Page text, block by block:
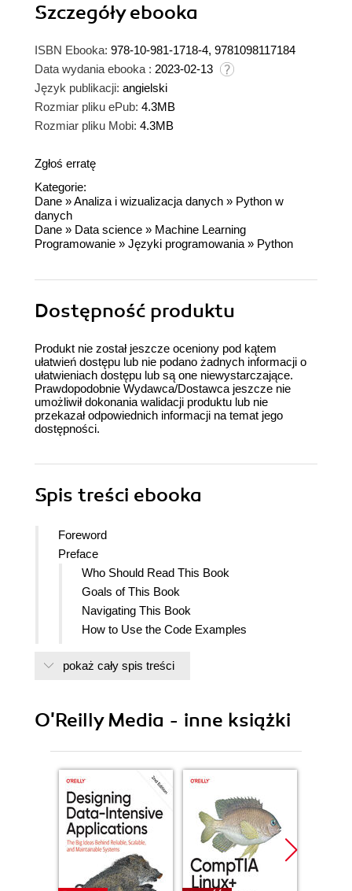
Szczegółyebooka
ISBN Ebooka: 978-10-981-1718-4, 9781098117184
Data wydania ebooka : 2023-02-13
Język publikacji: angielski
Rozmiar pliku ePub: 4.3MB
Rozmiar pliku Mobi: 4.3MB
Zgłoś erratę
Kategorie:
Dane »Analiza i wizualizacja danych » Python w
danych
Dane » Data science » Machine Learning
Programowanie » Języki programowania » Python
Dostępność produktu
Produkt nie został jeszcze oceniony pod kątem
ułatwień dostępu lub nie podano żadnych informacji o
ułatwieniach dostępu lub są one niewystarczające.
Prawdopodobnie Wydawca/Dostawca jeszcze nie
umożliwił dokonania walidacji produktu lub nie
przekazał odpowiednich informacji na temat jego
dostępności.
Spis treści ebooka
Foreword
Preface
Who Should Read This Book
Goals of This Book
Navigating This Book
How to Use the Code Examples
Using Code Examples
Acknowledgments
What Led to Ray?
Rays Design Principles
Simplicity and abstraction
Flexibility and heterogeneity
Speed and scalability
Three Layers: Core, Libraries, and
pokaż cały spis treści
O'Reilly Media - inne książki